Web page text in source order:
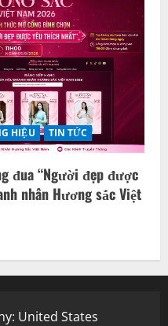
HIỆU TIN TỨC
đua “Người đẹp được
nhân Hương sắc Việt
United States